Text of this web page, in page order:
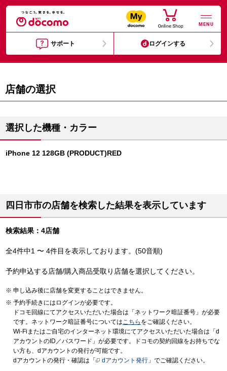
MENU
サポート ログインする
店舗の選択
選択した機種・カラー
iPhone 12 128GB (PRODUCT)RED
四日市市の店舗を検索した結果を表示しています
検索結果：4店舗
全4件中1 〜 4件目を表示しております。(50音順)
予約申込する店舗/購入商品受取り店舗を選択してください。
申し込み後に店舗を変更することはできません。
予約手続きにはログインが必要です。
ドコモ回線にてアクセスいただいた場合は「ネットワーク暗証番号」が必要
です。ネットワーク暗証番号についてはこちら をご確認ください。
Wi-Fiまたはご自宅のインターネット環境にてアクセスいただいた場合は「d
アカウントのID／パスワード」が必要です。ドコモの契約回線をお持ちでな
い方も、dアカウントの発行が可能です。
dアカウントの発行・確認は「
dアカウント発行 」でご確認ください。